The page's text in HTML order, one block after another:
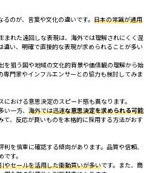
のが、言葉や文化の違いです。 日本の常識が通用
まれた遠回しな表現は、海外では理解されにくく混
い、明確で直接的な表現が求められることが多い
を狙う国や地域の文化的背景や価値観の理解から始
専門家やインフルエンサーとの協力も検討してみま
おける意思決定のスピード感も異なります。
一方、 海外では迅速な意思決定を求められる可能
て、反応が良いものを本格的に採用する方法がおす
を慎重に確認する傾向があります。品質や信頼、
す。
やセールを活用した衝動買いが多いです。また、商